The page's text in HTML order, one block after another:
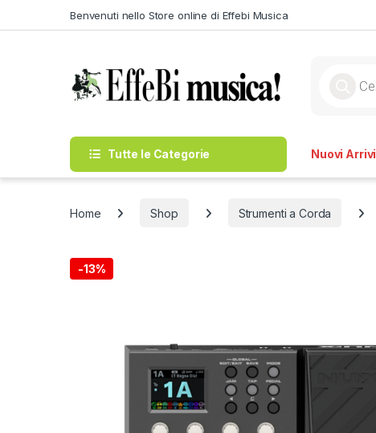
Benvenuti nello Store online di Effebi Musica
Tutte le Categorie Nuovi Arrivi
Home Shop Strumenti a Corda
-13%